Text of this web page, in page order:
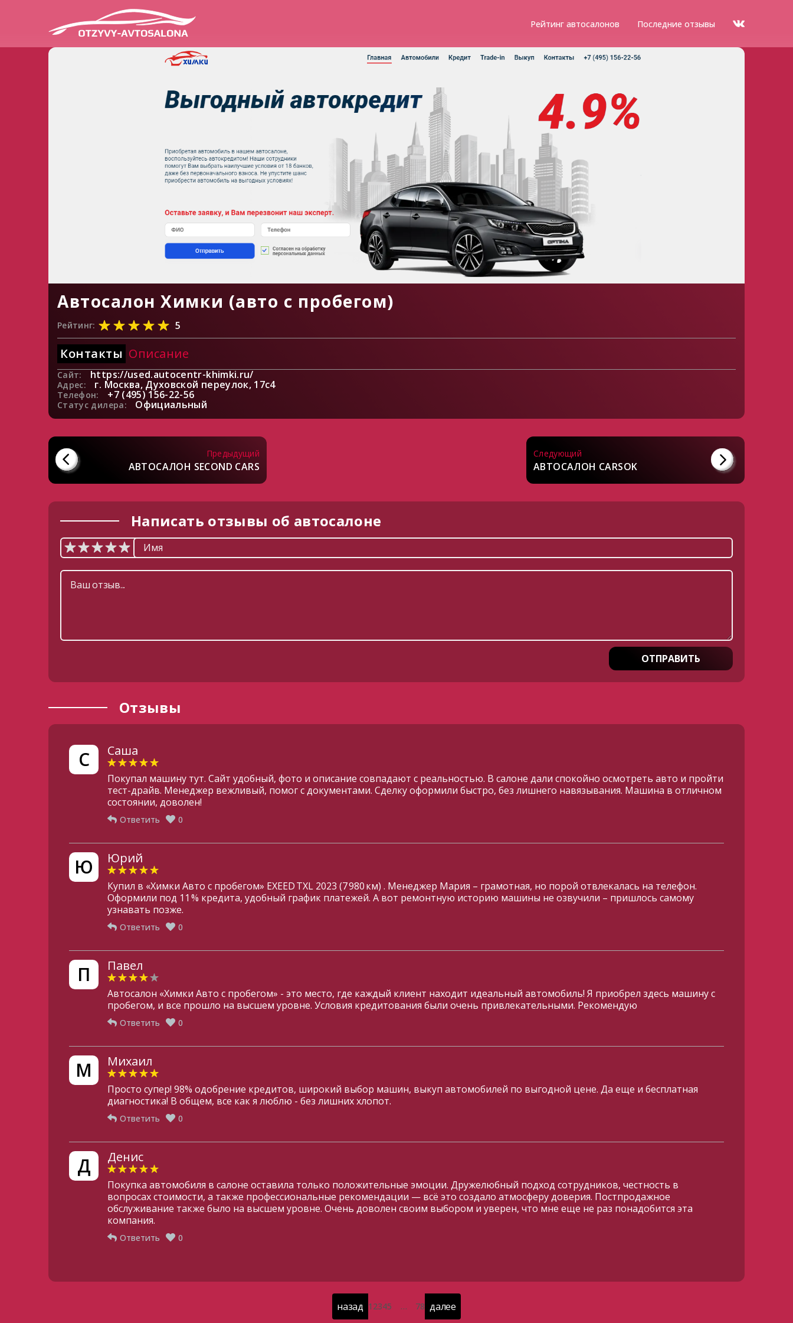
Рейтинг автосалонов Последние отзывы
Автосалон Химки (авто с пробегом)
Рейтинг: 5
Контакты Описание
Сайт: https://used.autocentr-khimki.ru/
Адрес: г. Москва, Духовской переулок, 17с4
Телефон: +7 (495) 156-22-56
Статус дилера: Официальный
Предыдущий
АВТОСАЛОН SECOND CARS
Следующий
АВТОСАЛОН CARSOK
Написать отзывы об автосалоне
ОТПРАВИТЬ
Отзывы
С Саша
Покупал машину тут. Сайт удобный, фото и описание совпадают с реальностью. В салоне дали спокойно осмотреть авто и пройти
тест-драйв. Менеджер вежливый, помог с документами. Сделку оформили быстро, без лишнего навязывания. Машина в отличном
состоянии, доволен!
Ответить 0
Ю Юрий
Купил в «Химки Авто с пробегом» EXEED TXL 2023 (7 980 км) . Менеджер Мария – грамотная, но порой отвлекалась на телефон.
Оформили под 11 % кредита, удобный график платежей. А вот ремонтную историю машины не озвучили – пришлось самому
узнавать позже.
Ответить 0
П Павел
Автосалон «Химки Авто с пробегом» - это место, где каждый клиент находит идеальный автомобиль! Я приобрел здесь машину с
пробегом, и все прошло на высшем уровне. Условия кредитования были очень привлекательными. Рекомендую
Ответить 0
М Михаил
Просто супер! 98% одобрение кредитов, широкий выбор машин, выкуп автомобилей по выгодной цене. Да еще и бесплатная
диагностика! В общем, все как я люблю - без лишних хлопот.
Ответить 0
Д Денис
Покупка автомобиля в салоне оставила только положительные эмоции. Дружелюбный подход сотрудников, честность в
вопросах стоимости, а также профессиональные рекомендации — всё это создало атмосферу доверия. Постпродажное
обслуживание также было на высшем уровне. Очень доволен своим выбором и уверен, что мне еще не раз понадобится эта
компания.
Ответить 0
назад 1 2345 … 78 далее